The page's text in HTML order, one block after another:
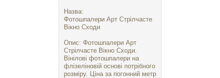
Назва:
Фотошпалери Арт Стрілчасте
Вікно Сходи
Опис: Фотошпалери Арт
Стрілчасте Вікно Сходи.
Вінілові фотошпалери на
флізеліновій основі потрібного
розміру. Ціна за погонний метр